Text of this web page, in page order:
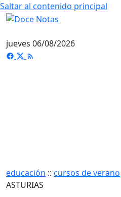
Saltar al contenido principal
jueves 06/08/2026
educación :: cursos de verano
ASTURIAS